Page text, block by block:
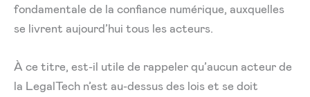
fondamentale de la confiance numérique, auxquelles
se livrent aujourd’hui tous les acteurs.
À ce titre, est-il utile de rappeler qu’aucun acteur de
la LegalTech n’est au-dessus des lois et se doit